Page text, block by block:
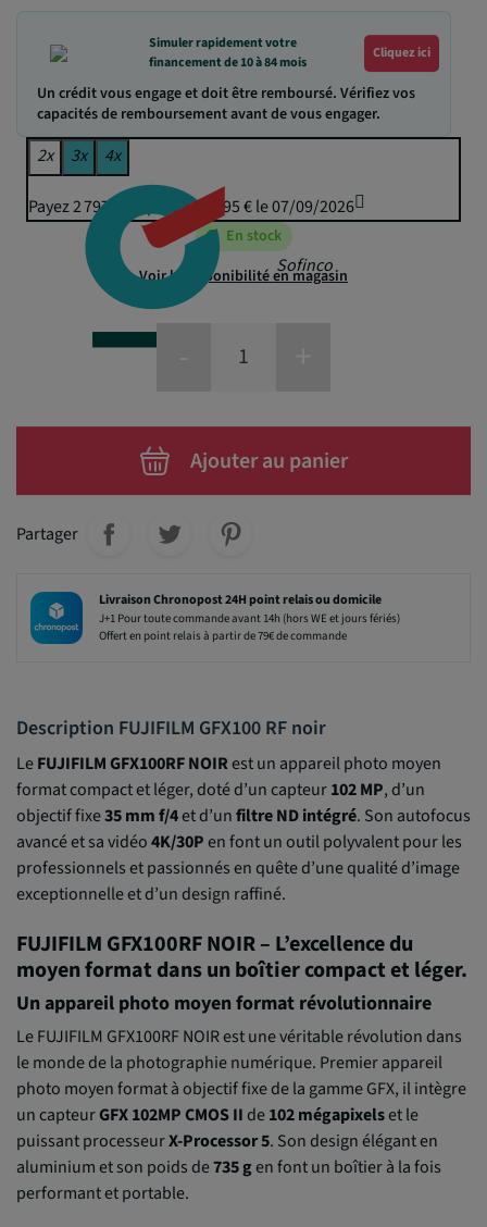
Simuler rapidement votre
financement de 10 à 84 mois
Cliquez ici
Un crédit vous engage et doit être remboursé. Vérifiez vos
capacités de remboursement avant de vous engager.
Sofinco
2x 3x 4x
Payez 2 797,24 € puis 2 749,95 € le 07/09/2026
En stock
Voir la disponibilité en magasin
Ajouter au panier
Partager
Livraison Chronopost 24H point relais ou domicile
J+1 Pour toute commande avant 14h (hors WE et jours fériés)
Offert en point relais à partir de 79€ de commande
Description FUJIFILM GFX100 RF noir
LeFUJIFILM GFX100RF NOIRest un appareil photo moyen
format compact et léger, doté d’un capteur102 MP, d’un
objectif fixe35 mm f/4et d’unfiltre ND intégré. Son autofocus
avancé et sa vidéo4K/30Pen font un outil polyvalent pour les
professionnels et passionnés en quête d’une qualité d’image
exceptionnelle et d’un design raffiné.
FUJIFILM GFX100RF NOIR – L’excellence du
moyen format dans un boîtier compact et léger.
Un appareil photo moyen format révolutionnaire
Le FUJIFILM GFX100RF NOIR est une véritable révolution dans
le monde de la photographie numérique. Premier appareil
photo moyen format à objectif fixe de la gamme GFX, il intègre
un capteurGFX 102MP CMOS IIde102 mégapixelset le
puissant processeurX-Processor 5. Son design élégant en
aluminium et son poids de735 gen font un boîtier à la fois
performant et portable.